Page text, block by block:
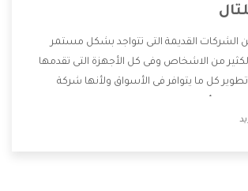
الشركات القديمة التى تتواجد بشكل مستمر
من الاشخاص وفى كل الأجهزة التى تقدمها
كل ما يتوافر فى الأسواق ولأنها شركة
العروض والخصومات التى تسهل على